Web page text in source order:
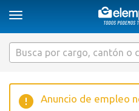
Toggle
navigation
Anuncio de empleo